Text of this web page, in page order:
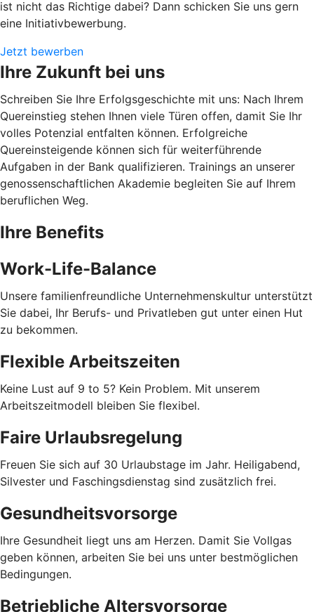
ist nicht das Richtige dabei? Dann schicken Sie uns gern
eine Initiativbewerbung.
Jetzt bewerben
Ihre Zukunft bei uns
Schreiben Sie Ihre Erfolgsgeschichte mit uns: Nach Ihrem
Quereinstieg stehen Ihnen viele Türen offen, damit Sie Ihr
volles Potenzial entfalten können. Erfolgreiche
Quereinsteigende können sich für weiterführende
Aufgaben in der Bank qualifizieren. Trainings an unserer
genossenschaftlichen Akademie begleiten Sie auf Ihrem
beruflichen Weg.
Ihre Benefits
Work-Life-Balance
Unsere familienfreundliche Unternehmenskultur unterstützt
Sie dabei, Ihr Berufs- und Privatleben gut unter einen Hut
zu bekommen.
Flexible Arbeitszeiten
Keine Lust auf 9 to 5? Kein Problem. Mit unserem
Arbeitszeitmodell bleiben Sie flexibel.
Faire Urlaubsregelung
Freuen Sie sich auf 30 Urlaubstage im Jahr. Heiligabend,
Silvester und Faschingsdienstag sind zusätzlich frei.
Gesundheitsvorsorge
Ihre Gesundheit liegt uns am Herzen. Damit Sie Vollgas
geben können, arbeiten Sie bei uns unter bestmöglichen
Bedingungen.
Betriebliche Altersvorsorge